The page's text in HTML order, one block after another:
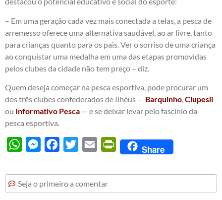
– Em uma geração cada vez mais conectada a telas, a pesca de
arremesso oferece uma alternativa saudável, ao ar livre, tanto
para crianças quanto para os pais. Ver o sorriso de uma criança
ao conquistar uma medalha em uma das etapas promovidas
pelos clubes da cidade não tem preço – diz.
Quem deseja começar na pesca esportiva, pode procurar um
dos três clubes confederados de Ilhéus — Barquinho,Clupesil
ou Informativo Pesca — e se deixar levar pelo fascínio da
pesca esportiva.
WhatsAppMessengerFacebook
Twitter Email PrintFriendly
Share
Seja o primeiro a comentar